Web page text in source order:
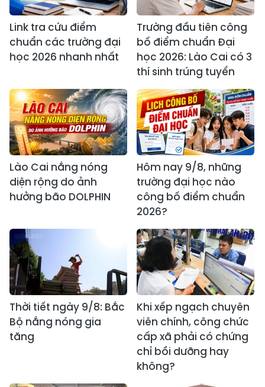
Link tra cứu điểm
chuẩn các trường đại
học 2026 nhanh nhất
Trường đầu tiên công
bố điểm chuẩn Đại
học 2026: Lào Cai có 3
thí sinh trúng tuyển
Lào Cai nắng nóng
diện rộng do ảnh
hưởng bão DOLPHIN
Hôm nay 9/8, những
trường đại học nào
công bố điểm chuẩn
2026?
Thời tiết ngày 9/8: Bắc
Bộ nắng nóng gia
tăng
Khi xếp ngạch chuyên
viên chính, công chức
cấp xã phải có chứng
chỉ bồi dưỡng hay
không?